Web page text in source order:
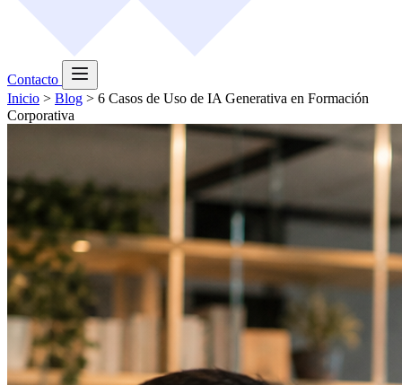
Contacto
Inicio > Blog > 6 Casos de Uso de IA Generativa en Formación
Corporativa